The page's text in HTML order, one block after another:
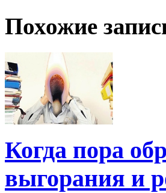
Похожие
Когда пора
выгорания и